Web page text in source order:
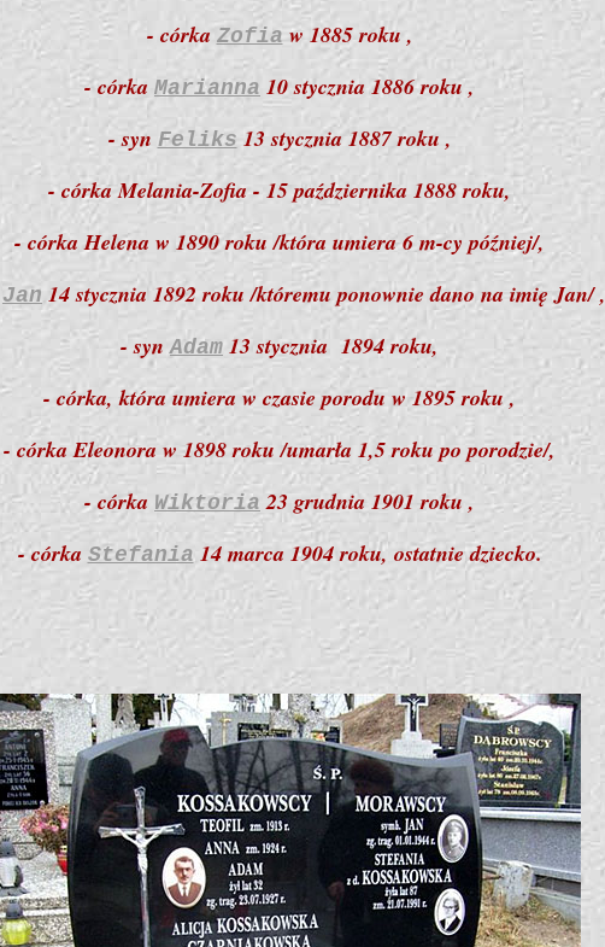
- córka Zofia w 1885 roku ,
- córka Marianna 10 stycznia 1886 roku ,
- syn Feliks 13 stycznia 1887 roku ,
- córka Melania-Zofia - 15 października 1888 roku,
- córka Helena w 1890roku /która umiera 6 m-cy później/,
Jan14 stycznia 1892 roku /któremu ponownie dano na imię Jan/ ,
- synAdam 13 stycznia 1894 roku,
- córka, która umiera w czasie porodu w 1895 roku ,
- córka Eleonora w 1898 roku /umarła 1,5 roku po porodzie/,
- córka Wiktoria 23 grudnia 1901 roku ,
- córka Stefania14 marca 1904 roku, ostatnie dziecko.